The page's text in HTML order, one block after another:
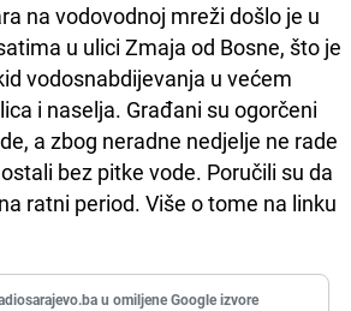
na vodovodnoj mreži došlo je u
u ulici Zmaja od Bosne, što je
vodosnabdijevanja u većem
i naselja. Građani su ogorčeni
a zbog neradne nedjelje ne rade
bez pitke vode. Poručili su da
ratni period. Više o tome na linku
u omiljene Google izvore